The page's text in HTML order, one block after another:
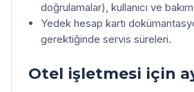
doğrulamalar), kullanıcı ve
Yedek hesap kartı
gerektiğinde servis süreleri.
Otel işletmesi için